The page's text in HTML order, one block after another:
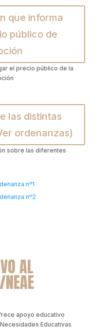
que informa
público de
el precio público de la
las distintas
ordenanzas)
sobre las diferentes
nº1
nº2
AL
apoyo educativo
Educativas